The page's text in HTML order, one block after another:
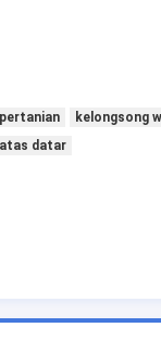
kelongsong
datar